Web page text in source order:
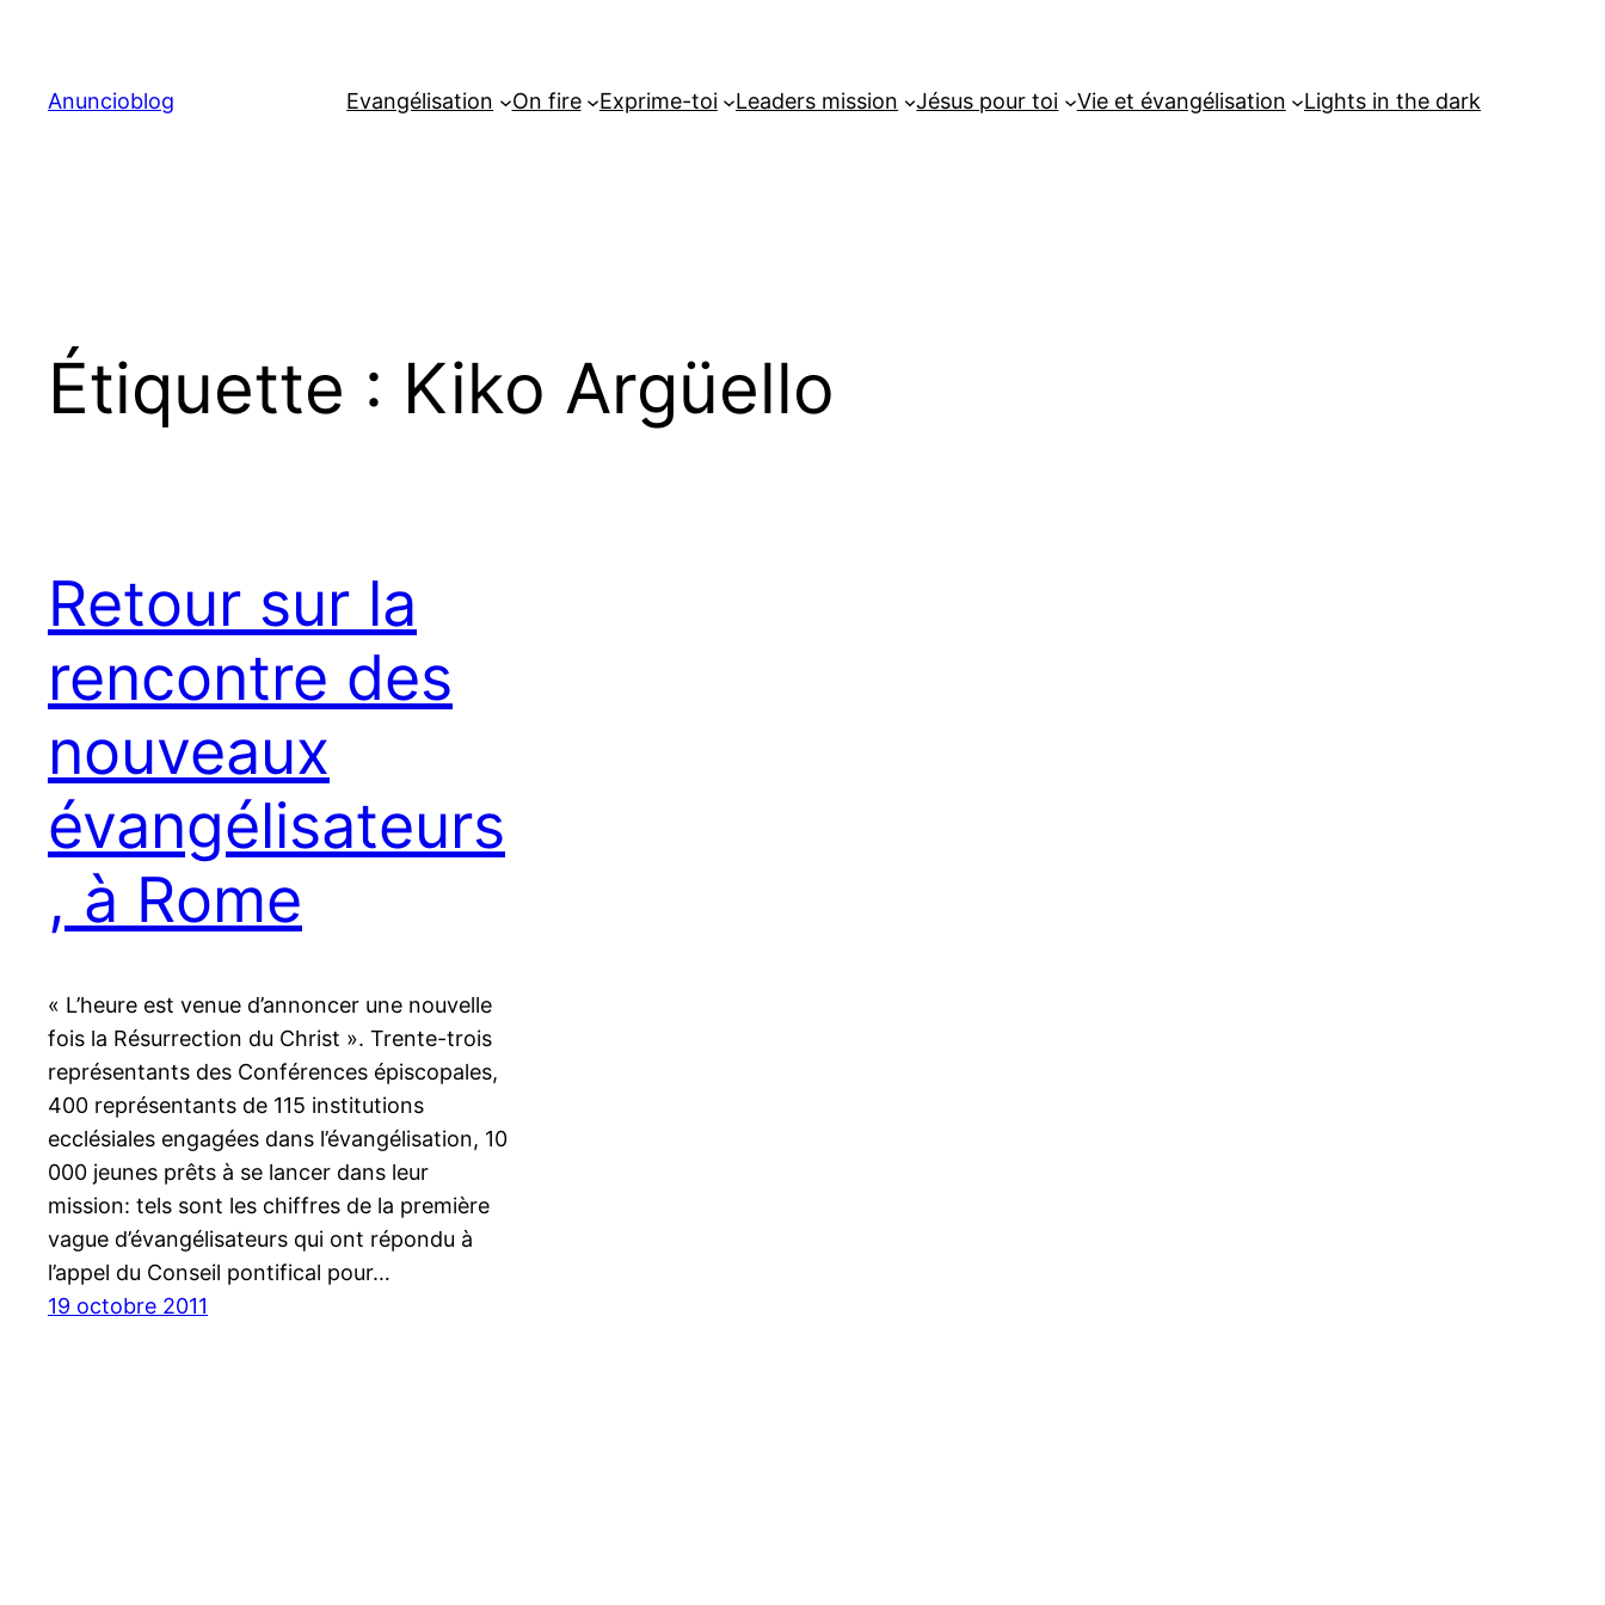
contenu
Anuncioblog Evangélisation On fire Exprime-toi Leaders mission Jésus pour toi Vie et évangélisation Lights in the dark
Étiquette : Kiko Argüello
Retour sur la
rencontre des
nouveaux
évangélisateurs
, à Rome
« L’heure est venue d’annoncer une nouvelle
fois la Résurrection du Christ ». Trente-trois
représentants des Conférences épiscopales,
400 représentants de 115 institutions
ecclésiales engagées dans l’évangélisation, 10
000 jeunes prêts à se lancer dans leur
mission: tels sont les chiffres de la première
vague d’évangélisateurs qui ont répondu à
l’appel du Conseil pontifical pour…
19 octobre 2011